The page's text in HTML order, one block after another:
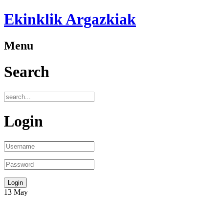
Ekinklik Argazkiak
Menu
Search
Login
13 May